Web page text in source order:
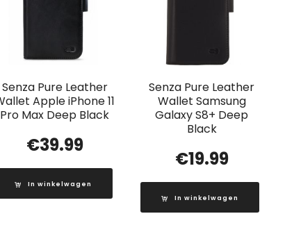
Senza Pure Leather
Apple iPhone 11
Pro Max Deep Black
€39.99
In winkelwagen
Senza Pure Leather
Wallet Samsung
Galaxy S8+ Deep
Black
€19.99
In winkelwagen